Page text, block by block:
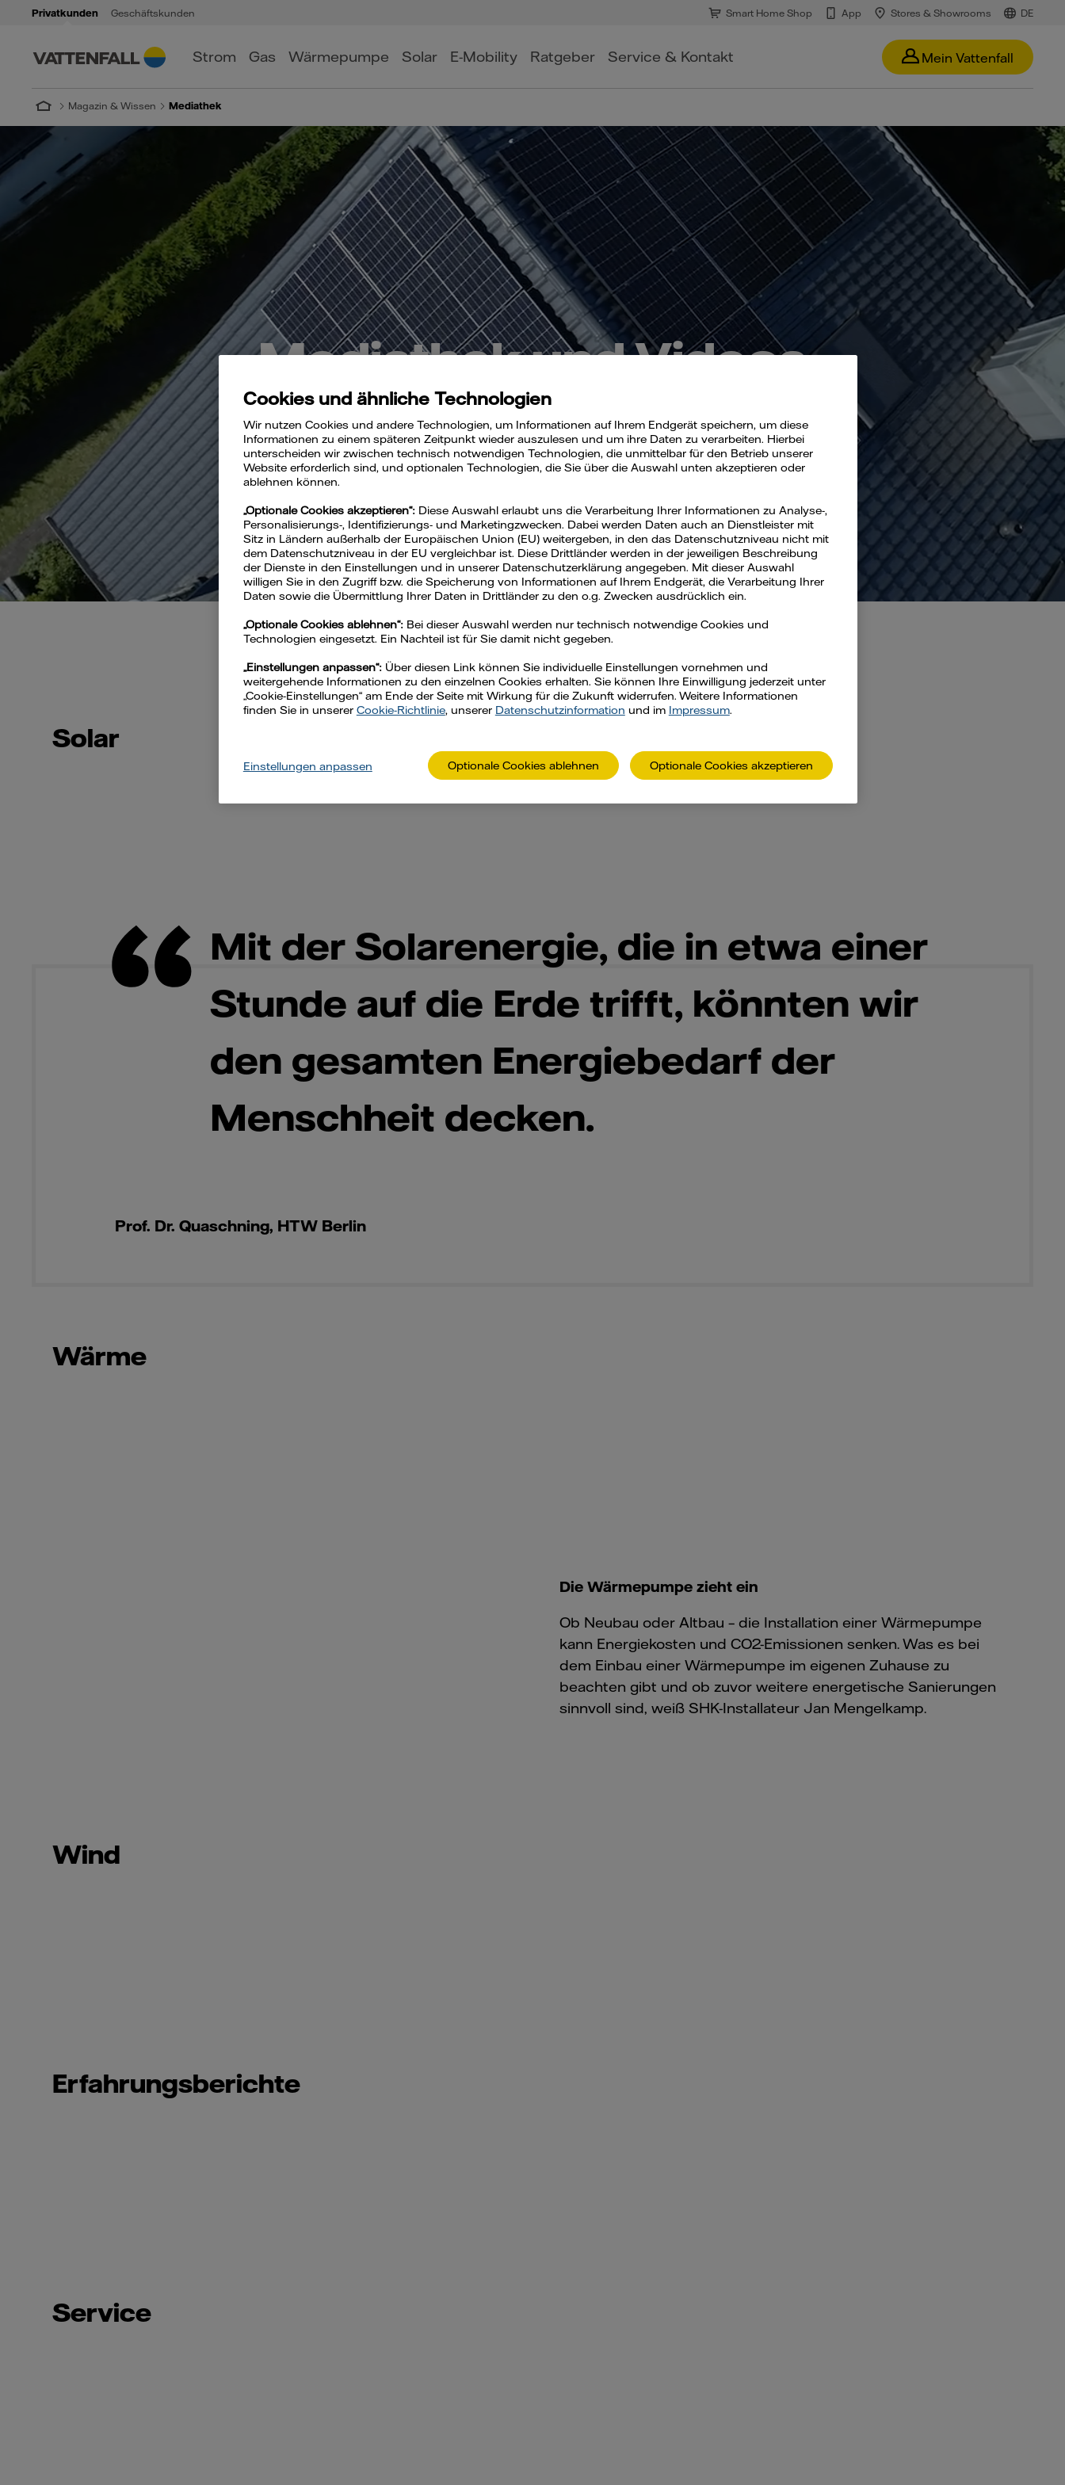
Privatkunden Geschäftskunden Smart Home Shop App Stores & Showrooms DE
Strom Gas Wärmepumpe Solar E-Mobility Ratgeber Service & Kontakt Mein Vattenfall
Magazin & Wissen Mediathek
Mediathek und Videos
Im Fokus Magazin Mediathek
Solar
Mit der Solarenergie, die in etwa einer
Stunde auf die Erde trifft, könnten wir
den gesamten Energiebedarf der
Menschheit decken.
Prof. Dr. Quaschning, HTW Berlin
Wärme
Die Wärmepumpe zieht ein
Ob Neubau oder Altbau – die Installation einer Wärmepumpe
kann Energiekosten und CO2-Emissionen senken. Was es bei
dem Einbau einer Wärmepumpe im eigenen Zuhause zu
beachten gibt und ob zuvor weitere energetische Sanierungen
sinnvoll sind, weiß SHK-Installateur Jan Mengelkamp.
Wind
Erfahrungsberichte
Service
Cookies und ähnliche Technologien
Wir nutzen Cookies und andere Technologien, um Informationen auf Ihrem Endgerät speichern, um diese
Informationen zu einem späteren Zeitpunkt wieder auszulesen und um ihre Daten zu verarbeiten. Hierbei
unterscheiden wir zwischen technisch notwendigen Technologien, die unmittelbar für den Betrieb unserer
Website erforderlich sind, und optionalen Technologien, die Sie über die Auswahl unten akzeptieren oder
ablehnen können.
„Optionale Cookies akzeptieren“:Diese Auswahl erlaubt uns die Verarbeitung Ihrer Informationen zu Analyse-,
Personalisierungs-, Identifizierungs- und Marketingzwecken. Dabei werden Daten auch an Dienstleister mit
Sitz in Ländern außerhalb der Europäischen Union (EU) weitergeben, in den das Datenschutzniveau nicht mit
dem Datenschutzniveau in der EU vergleichbar ist. Diese Drittländer werden in der jeweiligen Beschreibung
der Dienste in den Einstellungen und in unserer Datenschutzerklärung angegeben. Mit dieser Auswahl
willigen Sie in den Zugriff bzw. die Speicherung von Informationen auf Ihrem Endgerät, die Verarbeitung Ihrer
Daten sowie die Übermittlung Ihrer Daten in Drittländer zu den o.g. Zwecken ausdrücklich ein.
„Optionale Cookies ablehnen“: Bei dieser Auswahl werden nur technisch notwendige Cookies und
Technologien eingesetzt. Ein Nachteil ist für Sie damit nicht gegeben.
„Einstellungen anpassen“: Über diesen Link können Sie individuelle Einstellungen vornehmen und
weitergehende Informationen zu den einzelnen Cookies erhalten. Sie können Ihre Einwilligung jederzeit unter
„Cookie-Einstellungen“ am Ende der Seite mit Wirkung für die Zukunft widerrufen. Weitere Informationen
finden Sie in unserer Cookie-Richtlinie, unserer Datenschutzinformation und im Impressum.
Einstellungen anpassen Optionale Cookies ablehnen Optionale Cookies akzeptieren